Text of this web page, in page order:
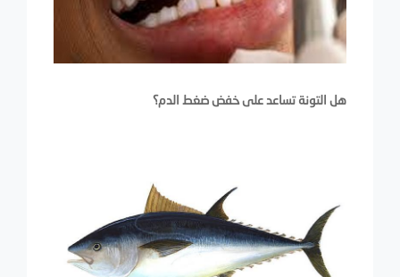
هل التونة تساعد على خفض ضغط الدم؟